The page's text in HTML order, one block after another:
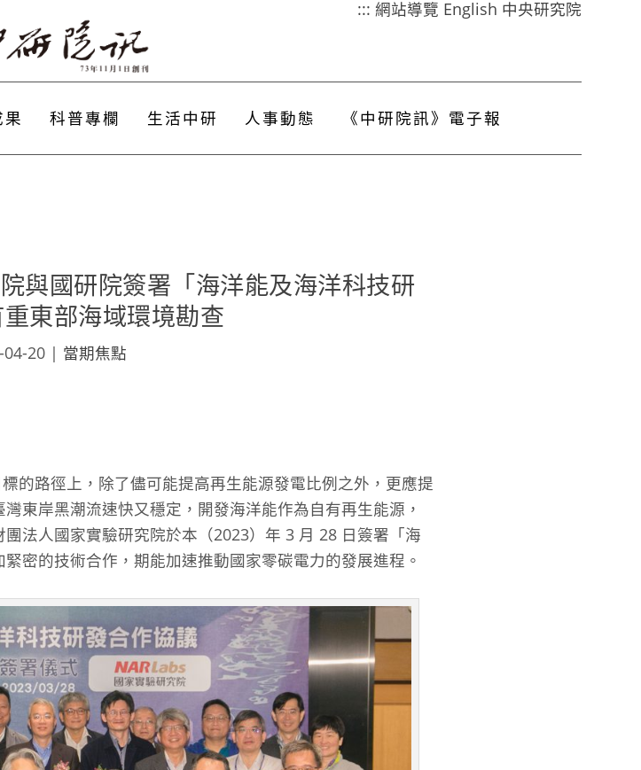
::: 網站導覽 English 中央研究院
科普專欄 生活中研 人事動態 《中研院訊》電子報
與國研院簽署「海洋能及海洋科技研
東部海域環境勘查
04-20 | 當期焦點
的路徑上，除了儘可能提高再生能源發電比例之外，更應提
東岸黑潮流速快又穩定，開發海洋能作為自有再生能源，
法人國家實驗研究院於本（2023）年 3 月 28 日簽署「海
密的技術合作，期能加速推動國家零碳電力的發展進程。